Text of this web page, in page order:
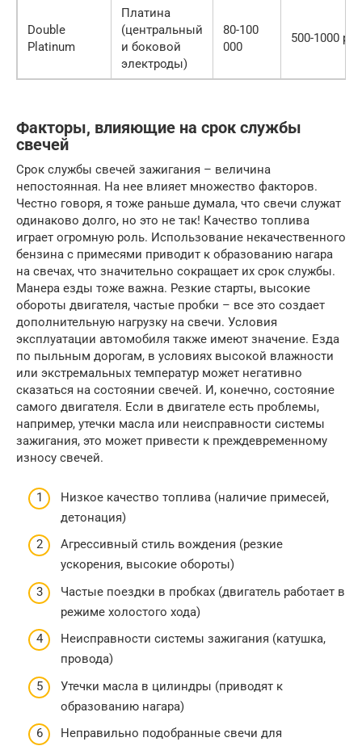
Double
Platinum
Платина
(центральный
и боковой
электроды)
80-100
000
500-1000
Факторы, влияющие на срок службы
свечей
Срок службы свечей зажигания – величина
непостоянная. На нее влияет множество факторов.
Честно говоря, я тоже раньше думала, что свечи служат
одинаково долго, но это не так! Качество топлива
играет огромную роль. Использование некачественного
бензина с примесями приводит к образованию нагара
на свечах, что значительно сокращает их срок службы.
Манера езды тоже важна. Резкие старты, высокие
обороты двигателя, частые пробки – все это создает
дополнительную нагрузку на свечи. Условия
эксплуатации автомобиля также имеют значение. Езда
по пыльным дорогам, в условиях высокой влажности
или экстремальных температур может негативно
сказаться на состоянии свечей. И, конечно, состояние
самого двигателя. Если в двигателе есть проблемы,
например, утечки масла или неисправности системы
зажигания, это может привести к преждевременному
износу свечей.
Низкое качество топлива (наличие примесей,
детонация)
Агрессивный стиль вождения (резкие
ускорения, высокие обороты)
Частые поездки в пробках (двигатель работает в
режиме холостого хода)
Неисправности системы зажигания (катушка,
провода)
Утечки масла в цилиндры (приводят к
образованию нагара)
Неправильно подобранные свечи для